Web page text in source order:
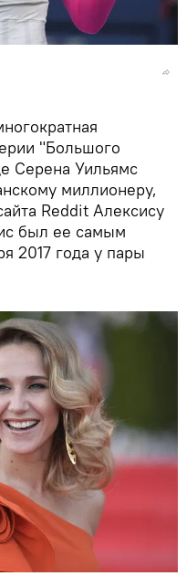
"Большого
Серена Уильямс
миллионеру,
Reddit Алексису
был ее самым
2017 года у пары